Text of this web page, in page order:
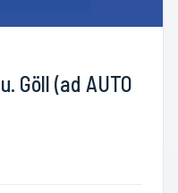
Göll (ad AUTO